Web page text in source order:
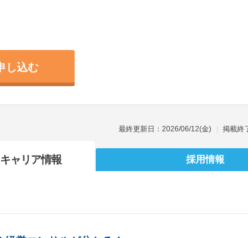
し込む
最終更新日：2026/06/12(金) 掲載終
ャリア情報 採用情報